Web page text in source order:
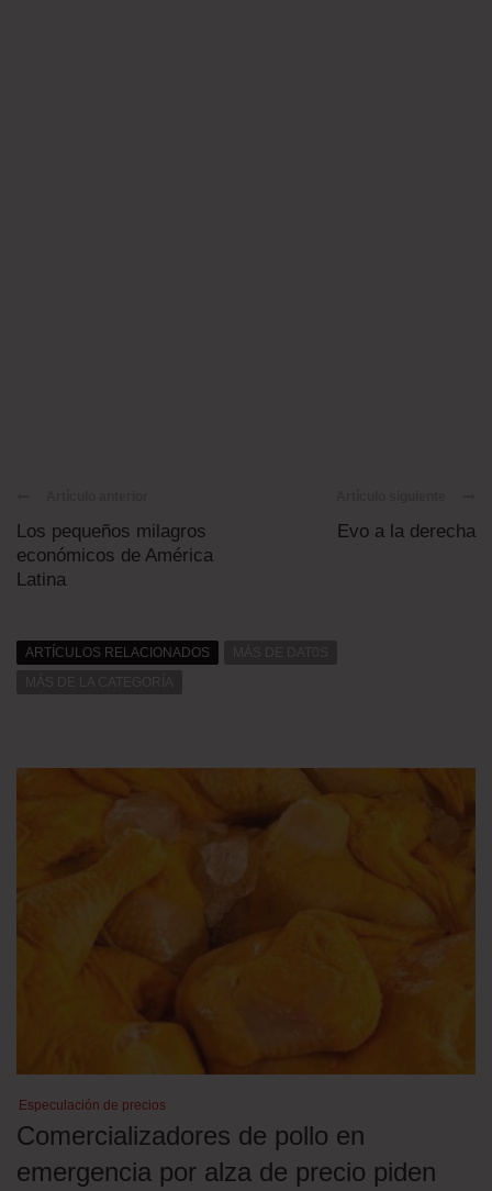
Los pequeños milagros
económicos de América
Latina
Evo a la derecha
ARTÍCULOS RELACIONADOS
Especulación de precios
Comercializadores de pollo en
emergencia por alza de precio piden